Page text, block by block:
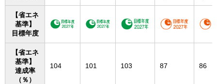
【省エネ
基準】
目標年度
【省エネ
基準】
達成率
（％）
104 101 103 87 86